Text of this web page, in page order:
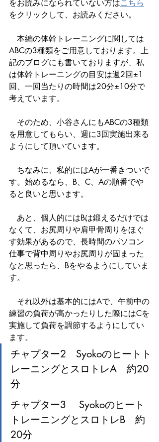
をお読みになられていない方はこちら
をクリックして、お読みください。
本編の体幹トレーニングに関しては
ABCの3種類をご用意しております。上
記のブログにも書いておりますが、私
は体幹トレーニングの目安は週2回±1
回、一回当たりの時間は20分±10分で
考えています。
そのため、小谷さんにもABCの3種類
を用意してもらい、週に3回実施出来る
ようにして頂いています。
ちなみに、私的にはAが一番きついで
す。始めるなら、B、C、Aの順番でや
ると良いと思います。
あと、個人的にはBは鍛えるだけでは
なくて、お尻周りや肩甲骨周りをほぐ
す効果があるので、長時間のパソコン
仕事で背中周りやお尻周りが固まった
なと思ったら、Bをやるようにしていま
す。
それ以外は基本的にはAで、午前中の
練習の負荷が高かったりした際にはCを
実施して負荷を調節するようにしてい
ます。
チャプター2　Syokoのヒートト
レーニングとスロトレA　約20
分
チャプター3 　Syokoのヒート
トレーニングとスロトレB　約
20分